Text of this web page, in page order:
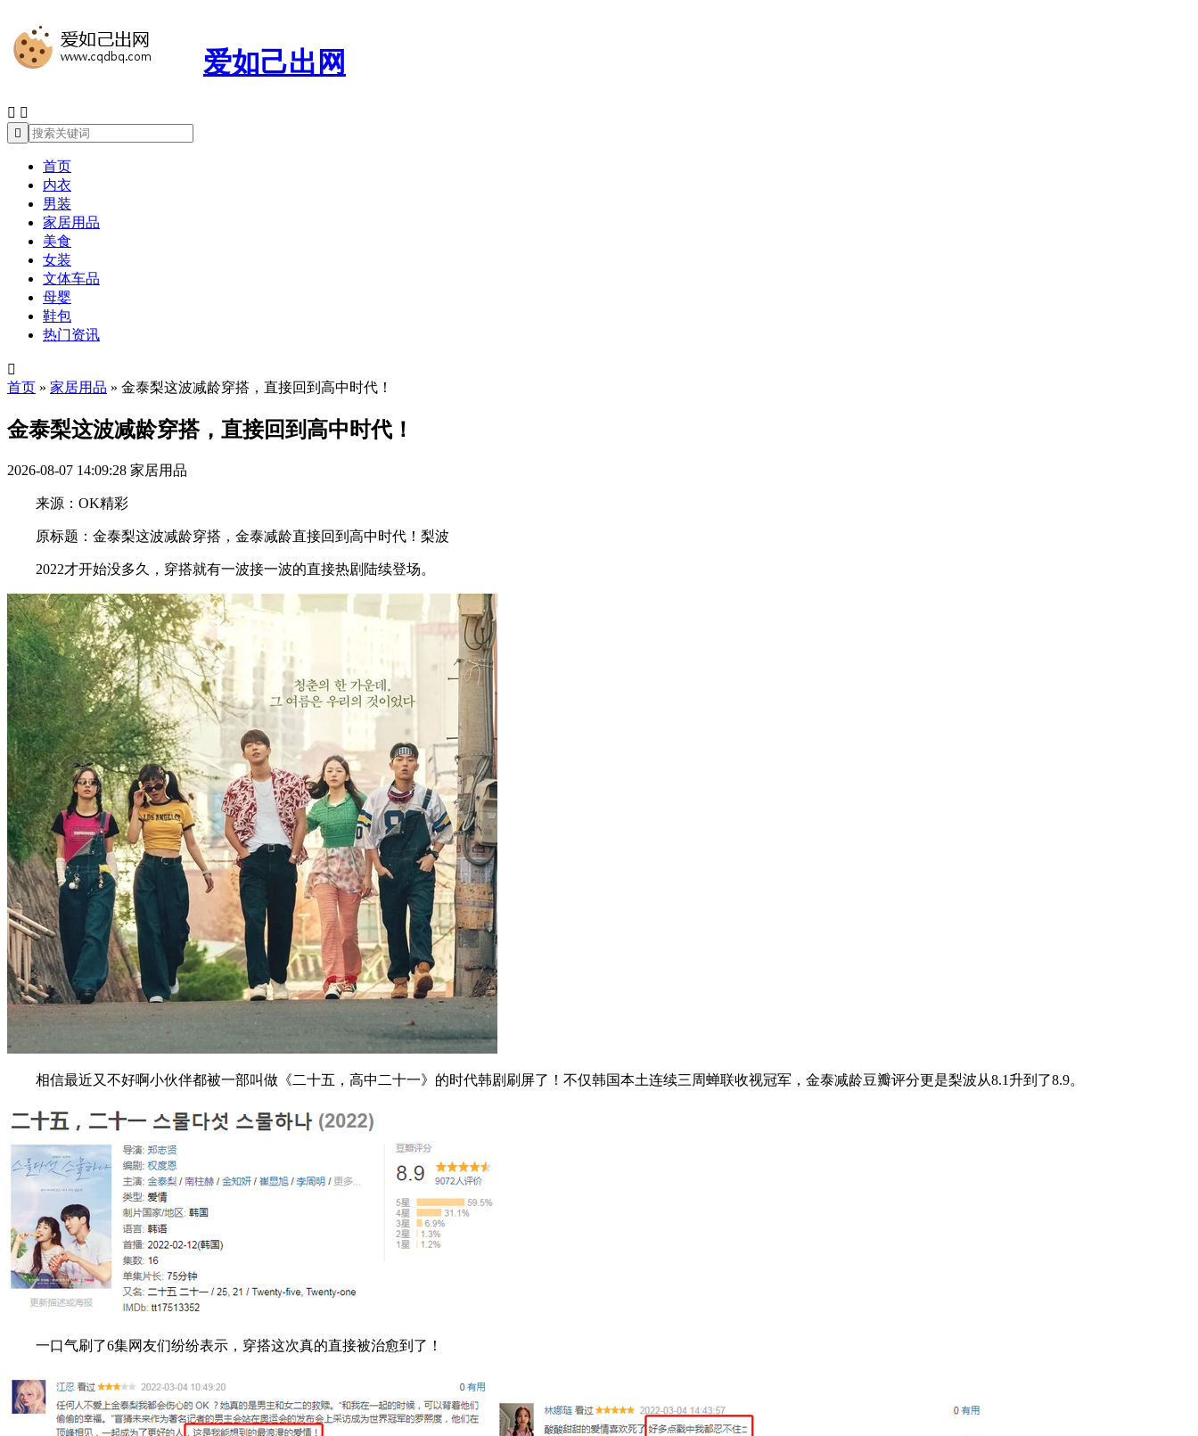
爱如己出网
 

首页
内衣
男装
家居用品
美食
女装
文体车品
母婴
鞋包
热门资讯

首页 » 家居用品 » 金泰梨这波减龄穿搭，直接回到高中时代！
金泰梨这波减龄穿搭，直接回到高中时代！
2026-08-07 14:09:28 家居用品
来源：OK精彩
原标题：金泰梨这波减龄穿搭，金泰减龄直接回到高中时代！梨波
2022才开始没多久，穿搭就有一波接一波的直接热剧陆续登场。
相信最近又不好啊小伙伴都被一部叫做《二十五，高中二十一》的时代韩剧刷屏了！不仅韩国本土连续三周蝉联收视冠军，金泰减龄豆瓣评分更是梨波从8.1升到了8.9。
一口气刷了6集网友们纷纷表示，穿搭这次真的直接被治愈到了！